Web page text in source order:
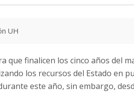
UH
que finalicen los cinco años del
los recursos del Estado en
este año, sin embargo,